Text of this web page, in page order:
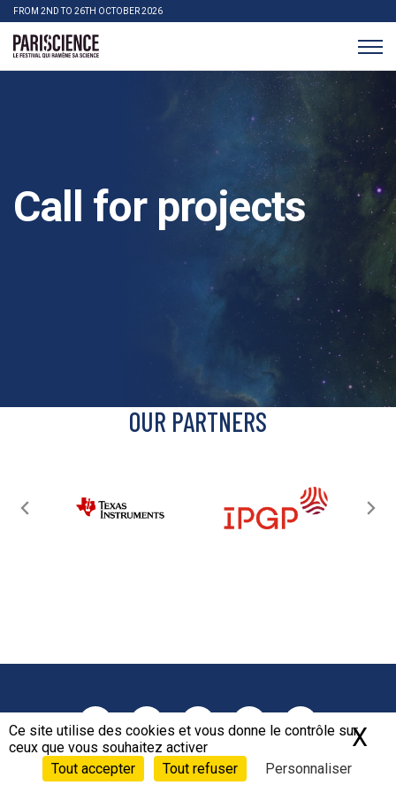
>Go to content
FROM 2ND TO 26TH OCTOBER 2026
Call for projects
OUR PARTNERS
Follow Pariscience on social
FacebookInstagramVimeo LinkedinYoutube
SUBSCRIBE TO OUR NEWSLETTER
Panneau de gestion des cookies
Ce site utilise des cookies et vous donne le contrôle sur
ceux que vous souhaitez activer
Tout accepter
Tout refuser Personnaliser
X